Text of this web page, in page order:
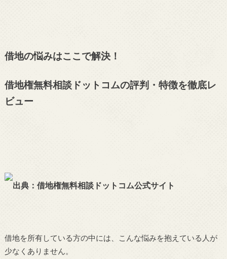
借地の悩みはここで解決！
借地権無料相談ドットコムの評判・特徴を徹底レ
ビュー
出典：借地権無料相談ドットコム公式サイト
借地を所有している方の中には、こんな悩みを抱えている人が
少なくありません。